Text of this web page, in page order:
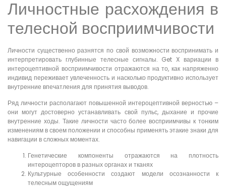
Личностные расхождения в
телесной восприимчивости
Личности существенно разнятся по свой возможности воспринимать и
интерпретировать глубинные телесные сигналы. Get X вариации в
интероцептивной восприимчивости отражаются на то, как напряженно
индивид переживает увлеченность и насколько продуктивно использует
внутренние впечатления для принятия выводов.
Ряд личности располагают повышенной интероцептивной верностью –
они могут достоверно устанавливать свой пульс, дыхание и прочие
внутренние ходы. Такие личности часто более восприимчивы к тонким
изменениям в своем положении и способны применять этакие знаки для
навигации в сложных моментах.
Генетические компоненты отражаются на плотность
интероцепторов в разных органах и тканях
Культурные особенности создают модели осознанности к
телесным ощущениям